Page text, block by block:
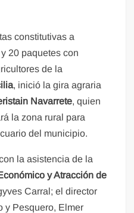
constitutivas a
20 paquetes con
de la
, inició la gira agraria
Navarrete, quien
la zona rural para
del municipio.
la asistencia de la
y Atracción de
Carral; el director
y Pesquero, Elmer